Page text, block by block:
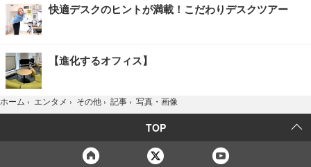
快適デスクのヒントが満載！こだわりデスクツアー
【進化するオフィス】
ホーム › エンタメ › その他 › 記事 › 写真・画像
TOP